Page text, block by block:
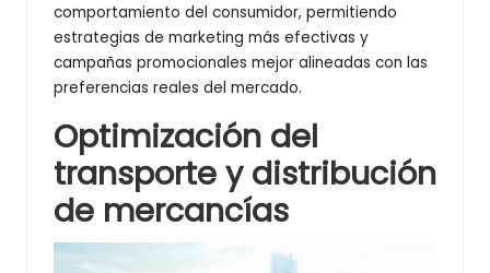
comportamiento del consumidor, permitiendo
estrategias de marketing más efectivas y
campañas promocionales mejor alineadas con las
preferencias reales del mercado.
Optimización del
transporte y distribución
de mercancías